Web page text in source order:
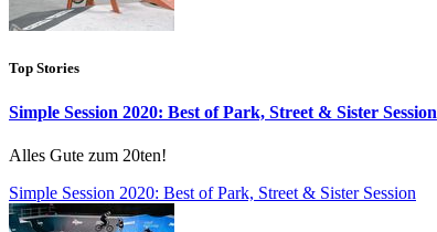
Top Stories
Simple Session 2020: Best of Park, Street & Sister Session
Alles Gute zum 20ten!
Simple Session 2020: Best of Park, Street & Sister Session